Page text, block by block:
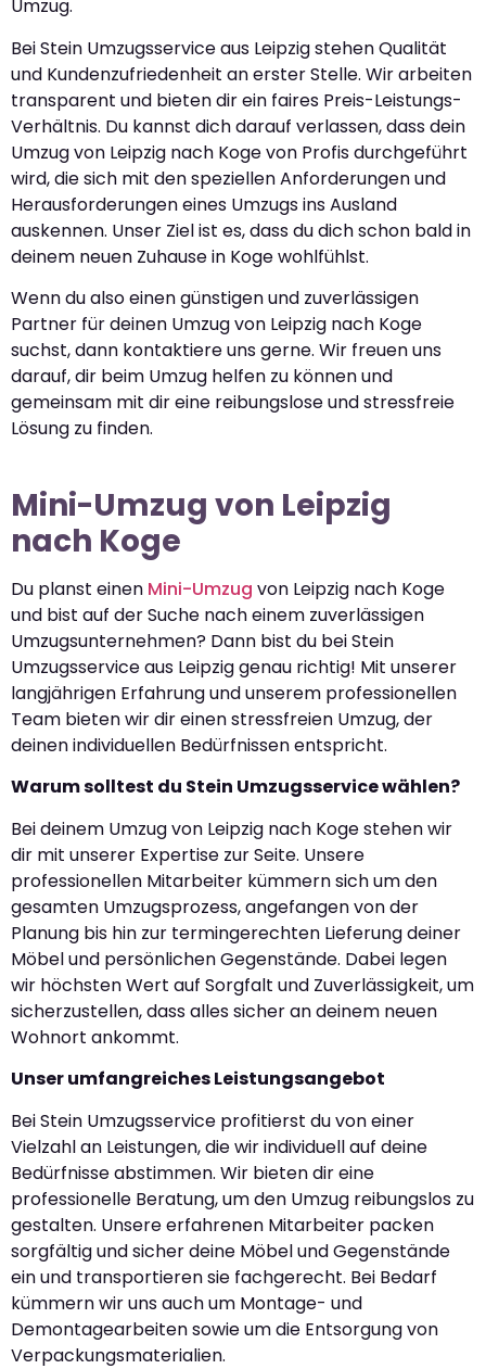
Umzug.
Bei Stein Umzugsservice aus Leipzig stehen Qualität
und Kundenzufriedenheit an erster Stelle. Wir arbeiten
transparent und bieten dir ein faires Preis-Leistungs-
Verhältnis. Du kannst dich darauf verlassen, dass dein
Umzug von Leipzig nach Koge von Profis durchgeführt
wird, die sich mit den speziellen Anforderungen und
Herausforderungen eines Umzugs ins Ausland
auskennen. Unser Ziel ist es, dass du dich schon bald in
deinem neuen Zuhause in Koge wohlfühlst.
Wenn du also einen günstigen und zuverlässigen
Partner für deinen Umzug von Leipzig nach Koge
suchst, dann kontaktiere uns gerne. Wir freuen uns
darauf, dir beim Umzug helfen zu können und
gemeinsam mit dir eine reibungslose und stressfreie
Lösung zu finden.
Mini-Umzug von Leipzig
nach Koge
Du planst einen Mini-Umzug von Leipzig nach Koge
und bist auf der Suche nach einem zuverlässigen
Umzugsunternehmen? Dann bist du bei Stein
Umzugsservice aus Leipzig genau richtig! Mit unserer
langjährigen Erfahrung und unserem professionellen
Team bieten wir dir einen stressfreien Umzug, der
deinen individuellen Bedürfnissen entspricht.
Warum solltest du Stein Umzugsservice wählen?
Bei deinem Umzug von Leipzig nach Koge stehen wir
dir mit unserer Expertise zur Seite. Unsere
professionellen Mitarbeiter kümmern sich um den
gesamten Umzugsprozess, angefangen von der
Planung bis hin zur termingerechten Lieferung deiner
Möbel und persönlichen Gegenstände. Dabei legen
wir höchsten Wert auf Sorgfalt und Zuverlässigkeit, um
sicherzustellen, dass alles sicher an deinem neuen
Wohnort ankommt.
Unser umfangreiches Leistungsangebot
Bei Stein Umzugsservice profitierst du von einer
Vielzahl an Leistungen, die wir individuell auf deine
Bedürfnisse abstimmen. Wir bieten dir eine
professionelle Beratung, um den Umzug reibungslos zu
gestalten. Unsere erfahrenen Mitarbeiter packen
sorgfältig und sicher deine Möbel und Gegenstände
ein und transportieren sie fachgerecht. Bei Bedarf
kümmern wir uns auch um Montage- und
Demontagearbeiten sowie um die Entsorgung von
Verpackungsmaterialien.